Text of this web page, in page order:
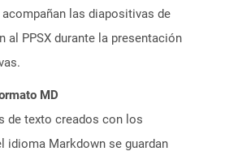
las diapositivas de
al PPSX durante la presentación
MD
de texto creados con los
idioma Markdown se guardan